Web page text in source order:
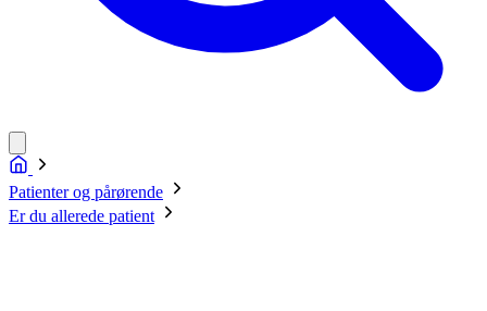
Patienter og pårørende
Er du allerede patient